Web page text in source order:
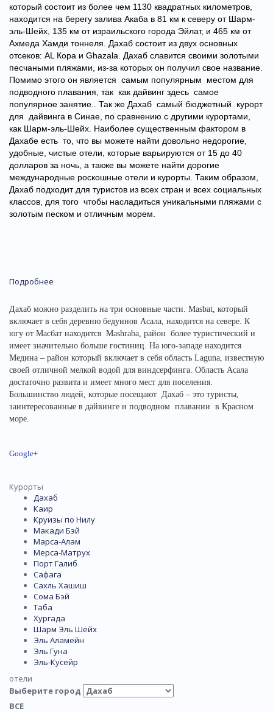
который состоит из более чем 1130 квадратных километров,
находится на берегу залива Акаба в 81 км к северу от Шарм-
эль-Шейх, 135 км от израильского города Эйлат, и 465 км от
Ахмеда Хамди тоннеля. Дахаб состоит из двух основных
отсеков: AL Кора и Ghazala. Дахаб славится своими золотыми
песчаными пляжами, из-за которых он получил свое название.
Помимо этого он является самым популярным местом для
подводного плавания, так как дайвинг здесь самое
популярное занятие.. Так же Дахаб самый бюджетный курорт
для дайвинга в Синае, по сравнению с другими курортами,
как Шарм-эль-Шейх. Наиболее существенным фактором в
Дахабе есть то, что вы можете найти довольно недорогие,
удобные, чистые отели, которые варьируются от 15 до 40
долларов за ночь, а также вы можете найти дорогие
международные роскошные отели и курорты. Таким образом,
Дахаб подходит для туристов из всех стран и всех социальных
классов, для того чтобы насладиться уникальными пляжами с
золотым песком и отличным морем.
Подробнее
Дахаб можно разделить на три основные части. Masbat, который
включает в себя деревню бедуинов Асала, находится на севере. К
югу от Масбат находится Mashraba, район более туристический и
имеет значительно больше гостиниц. На юго-западе находится
Медина – район который включает в себя область Laguna, известную
своей отличной мелкой водой для виндсерфинга. Область Асала
достаточно развита и имеет много мест для поселения.
Большинство людей, которые посещают Дахаб – это туристы,
заинтересованные в дайвинге и подводном плавании в Красном
море.
Google+
Курорты
Дахаб
Каир
Круизы по Нилу
Макади Бэй
Марса-Алам
Мерса-Матрух
Порт Галиб
Сафага
Сахль Хашиш
Сома Бэй
Таба
Хургада
Шарм Эль Шейх
Эль Аламейн
Эль Гуна
Эль-Кусейр
отели
Выберите город
ВСЕ